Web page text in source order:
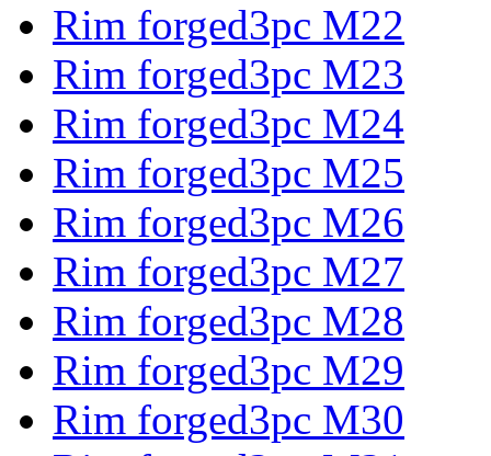
Rim forged3pc M22
Rim forged3pc M23
Rim forged3pc M24
Rim forged3pc M25
Rim forged3pc M26
Rim forged3pc M27
Rim forged3pc M28
Rim forged3pc M29
Rim forged3pc M30